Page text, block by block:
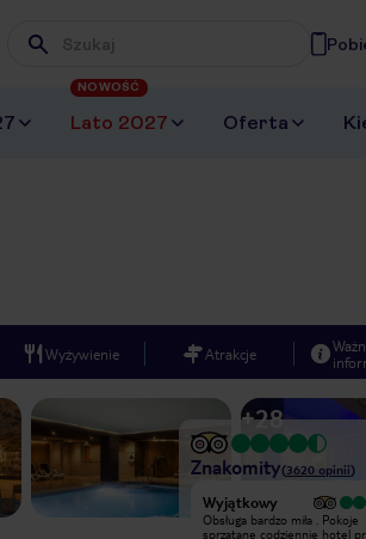
Wpisz frazę, której szukasz
Lato 2027
NOWOŚĆ
Oferta
Wyżywienie Atrakcje
+28
Znakomity(3620 opinii)
ładny hotel. Mieliśmy pokój z
Wyjątkowy
Obsługa bardzo miła . Pokoje
sprzątane codziennie hotel